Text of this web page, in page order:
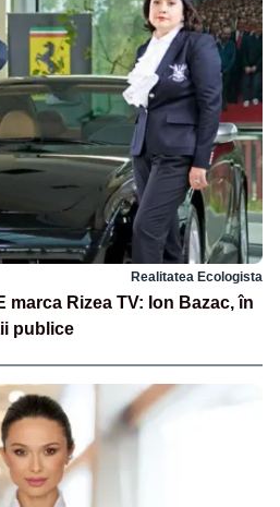
Realitatea Ecologista
marca Rizea TV: Ion Bazac, în
publice